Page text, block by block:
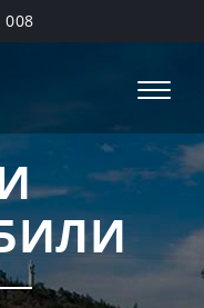
008